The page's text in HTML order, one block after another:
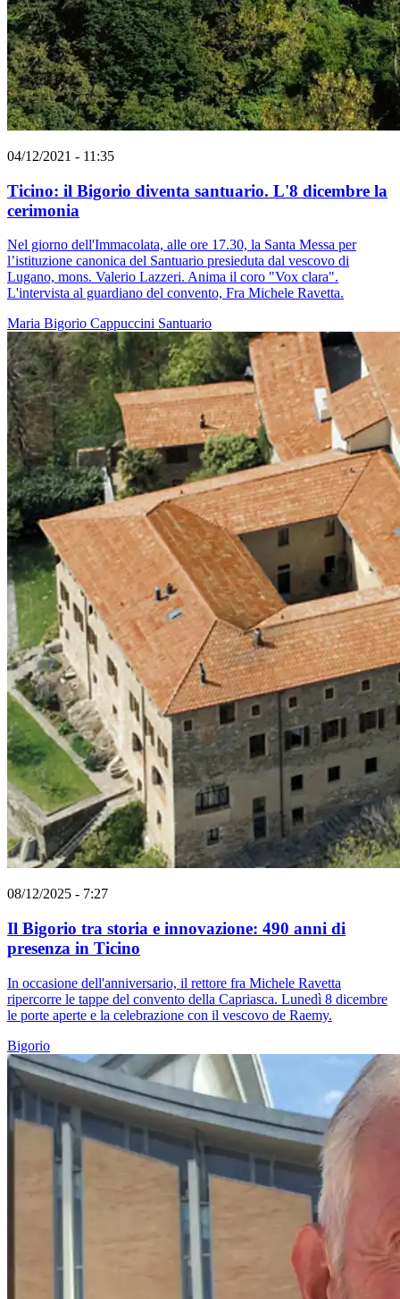
04/12/2021 - 11:35
Ticino: il Bigorio diventa santuario. L'8 dicembre la
cerimonia
Nel giorno dell'Immacolata, alle ore 17.30, la Santa Messa per
l’istituzione canonica del Santuario presieduta dal vescovo di
Lugano, mons. Valerio Lazzeri. Anima il coro "Vox clara".
L'intervista al guardiano del convento, Fra Michele Ravetta.
Maria Bigorio Cappuccini Santuario
08/12/2025 - 7:27
Il Bigorio tra storia e innovazione: 490 anni di
presenza in Ticino
In occasione dell'anniversario, il rettore fra Michele Ravetta
ripercorre le tappe del convento della Capriasca. Lunedì 8 dicembre
le porte aperte e la celebrazione con il vescovo de Raemy.
Bigorio